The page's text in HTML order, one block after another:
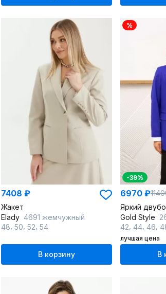
7408 ₽
Жакет
Elady 4691 жемчужный
48 50 52 54
В корзину
%
-39%
6970 ₽
Gold Style
42 44 46
лучшая цена
В